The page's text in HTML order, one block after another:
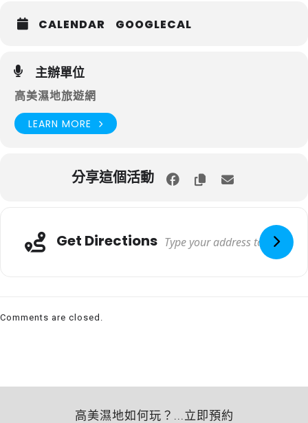
CALENDAR GOOGLECAL
主辦單位
高美濕地旅遊網
LEARN MORE
分享這個活動
Get Directions
Comments are closed.
高美濕地如何玩？...立即預約